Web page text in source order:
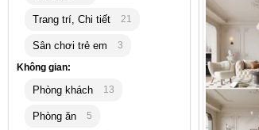
Trang trí, Chi tiết 21
Sân chơi trẻ em
3
Không gian:
Phòng khách 13
Phòng ăn 5